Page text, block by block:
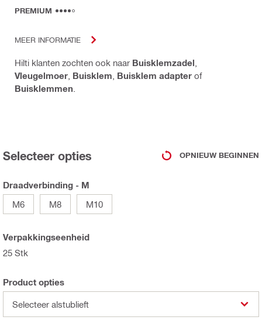
PREMIUM
MEER INFORMATIE
Hilti klanten zochten ook naar Buisklemzadel
Vleugelmoer Buisklem Buisklem adapter of
Buisklemmen
Selecteer opties OPNIEUW BEGINNEN
Draadverbinding - M
M6
M8 M10
Verpakkingseenheid
25 Stk
Product opties
Selecteer alstublieft